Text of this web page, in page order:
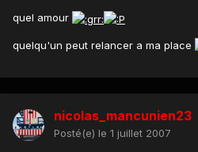
quel amour
quelqu'un peut relancer a ma place
nicolas_mancunien23
Posté(e) le 1 juillet 2007